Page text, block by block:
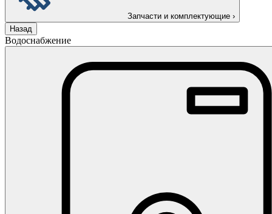
Запчасти и комплектующие ›
Назад
Водоснабжение